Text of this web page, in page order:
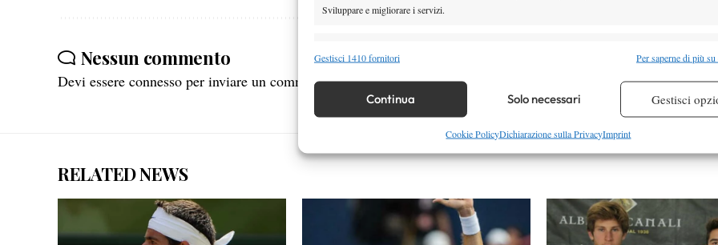
Sviluppare e migliorare i servizi.
Funzionalità
Identificare i dispositivi in base alle informazioni trasmesse automaticamente.
Garantire la sicurezza, prevenire e rilevare frodi, correggere errori,
Erogare e presentare pubblicità e contenuto, Salvare e comunicare le
Gestisci 1410 fornitori Per saperne di più
Continua Solo necessari Gestisci
Cookie PolicyDichiarazione sulla PrivacyImprint
Nessun commento
Devi essere connesso per inviare un commento.
RELATED NEWS